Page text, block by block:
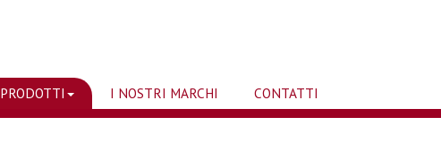
PRODOTTI I NOSTRI MARCHI CONTATTI